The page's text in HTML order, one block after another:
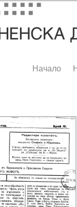
Начало